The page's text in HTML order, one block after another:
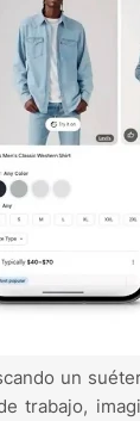
un
trabajo,